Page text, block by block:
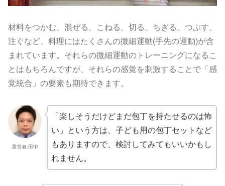
材料をつかむ、混ぜる、こねる、切る、ちぎる、つぶす、
注ぐなど、料理にはたくさんの微細運動(手先の運動)が含
まれています。それらの微細運動のトレーニングになるこ
とはもちろんですが、それらの感覚を刺激することで「感
覚統合」の要素も期待できます。
運営者:田中
「楽しそうだけどまだ包丁を持たせるのは怖
い」という方は、子ども用の包丁セットなど
もありますので、検討してみてもいいかもし
れません。